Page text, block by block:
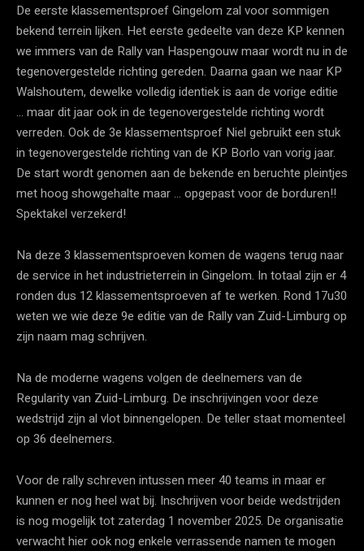
De eerste klassementsproef Gingelom zal voor sommigen
bekend terrein lijken. Het eerste gedeelte van deze KP kennen
we immers van de Rally van Haspengouw maar wordt nu in de
tegenovergestelde richting gereden. Daarna gaan we naar KP
Walshoutem, dewelke volledig identiek is aan de vorige editie
… maar dit jaar ook in de tegenovergestelde richting wordt
verreden. Ook de 3e klassementsproef Niel gebruikt een stuk
in tegenovergestelde richting van de KP Borlo van vorig jaar.
De start wordt genomen aan de bekende en beruchte pleintjes
met hoog showgehalte maar … opgepast voor de borduren!!
Spektakel verzekerd!
Na deze 3 klassementsproeven komen de wagens terug naar
de service in het industrieterrein in Gingelom. In totaal zijn er 4
ronden dus 12 klassementsproeven af te werken. Rond 17u30
weten we wie deze 9e editie van de Rally van Zuid-Limburg op
zijn naam mag schrijven.
Na de moderne wagens volgen de deelnemers van de
Regularity van Zuid-Limburg. De inschrijvingen voor deze
wedstrijd zijn al vlot binnengelopen. De teller staat momenteel
op 36 deelnemers.
Voor de rally schreven intussen meer 40 teams in maar er
kunnen er nog heel wat bij. Inschrijven voor beide wedstrijden
is nog mogelijk tot zaterdag 1 november 2025. De organisatie
verwacht hier ook nog enkele verrassende namen te mogen